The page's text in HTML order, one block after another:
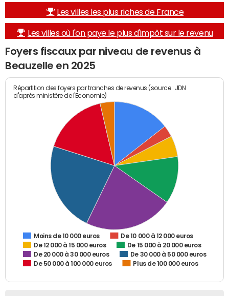
Les villes les plus riches de France
Les villes où l'on paye le plus d'impôt sur le revenu
Foyers fiscaux par niveau de revenus à
Beauzelle en 2025
Répartition des foyers par tranches de revenus (source : JDN
d'après ministère de l'Economie)
Moins de 10 000 euros
De 10 000 à 12 000 euros
De 12 000 à 15 000 euros
De 15 000 à 20 000 euros
De 20 000 à 30 000 euros
De 30 000 à 50 000 euros
De 50 000 à 100 000 euros
Plus de 100 000 euros